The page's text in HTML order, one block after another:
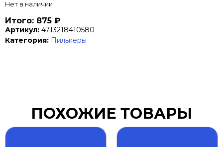
Нет в наличии
Итого: 875 ₽
Артикул: 4713218410580
Категория: Пилькеры
ПОХОЖИЕ ТОВАРЫ